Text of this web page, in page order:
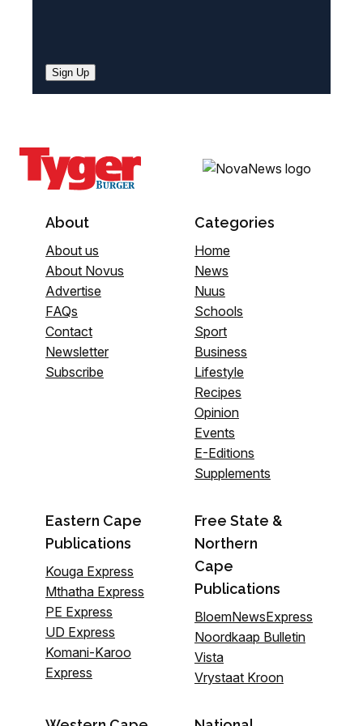
Sign Up
About
About us
About Novus
Advertise
FAQs
Contact
Newsletter
Subscribe
Categories
Home
News
Nuus
Schools
Sport
Business
Lifestyle
Recipes
Opinion
Events
E-Editions
Supplements
Eastern Cape
Publications
Kouga Express
Mthatha Express
PE Express
UD Express
Komani-Karoo
Express
Free State &
Northern
Cape
Publications
BloemNewsExpress
Noordkaap Bulletin
Vista
Vrystaat Kroon